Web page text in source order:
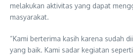
melakukan aktivitas yang dapat
masyarakat.
“Kami berterima kasih karena sudah
yang baik. Kami sadar kegiatan